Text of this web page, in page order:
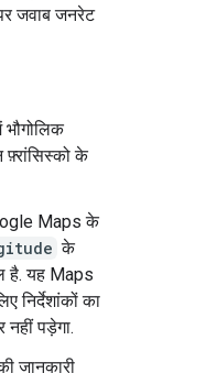
जवाब जनरेट
फ़्रांसिस्को के
Maps के
के
है. यह Maps
निर्देशांकों का
नहीं पड़ेगा.
जानकारी